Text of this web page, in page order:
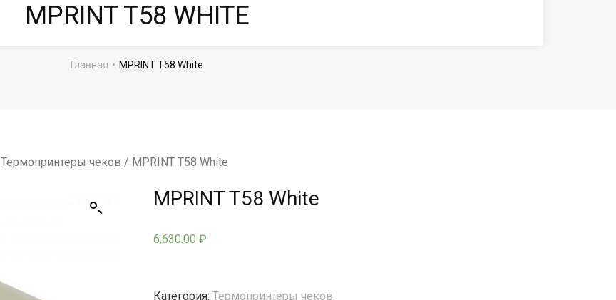
MPRINT T58 WHITE
Главная • MPRINT T58 White
Термопринтеры чеков / MPRINT T58 White
MPRINT T58 White
6,630.00 ₽
Категория: Термопринтеры чеков